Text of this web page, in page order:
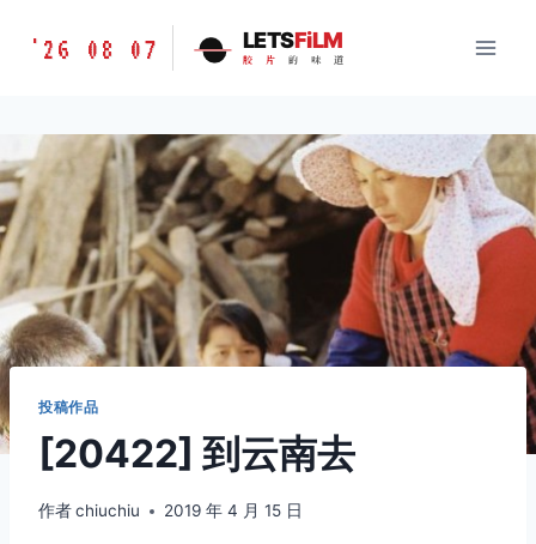
胶
味
道
LETSFILM
'26 08 07 LETSFiLM
胶 片 的 味 道
投稿作品
[20422] 到云南去
作者chiuchiu 2019 年 4 月 15 日